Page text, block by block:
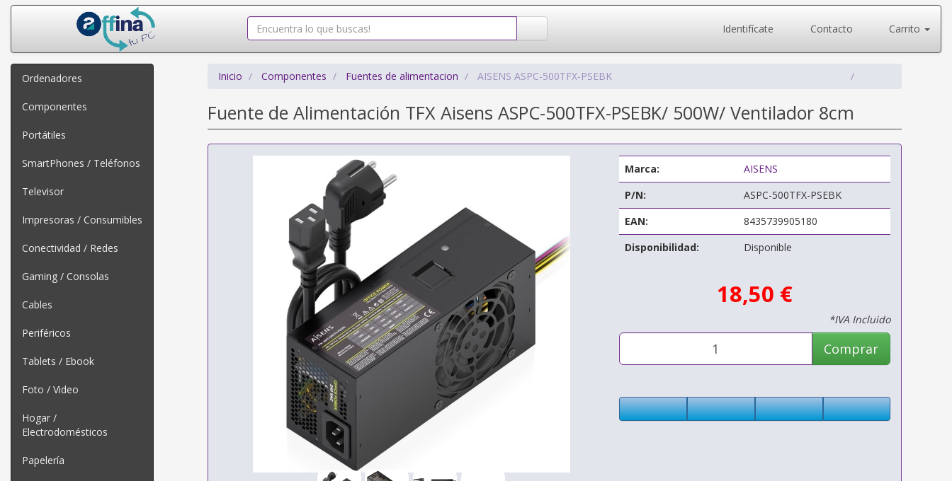
Identifícate Contacto Carrito
Ordenadores
Componentes
Portátiles
SmartPhones / Teléfonos
Televisor
Impresoras / Consumibles
Conectividad / Redes
Gaming / Consolas
Cables
Periféricos
Tablets / Ebook
Foto / Video
Hogar /
Electrodomésticos
Papelería
Inicio Componentes Fuentes de alimentacion AISENS ASPC-500TFX-PSEBK
Fuente de Alimentación TFX Aisens ASPC-500TFX-PSEBK/ 500W/ Ventilador 8cm
Marca:
AISENS
P/N:
ASPC-500TFX-PSEBK
EAN:
8435739905180
Disponibilidad:
Disponible
18,50 €
*IVA Incluido
Comprar